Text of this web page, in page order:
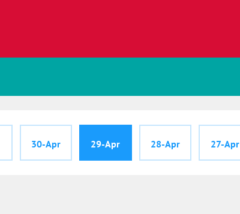
30-Apr 29-Apr 28-Apr 27-Apr